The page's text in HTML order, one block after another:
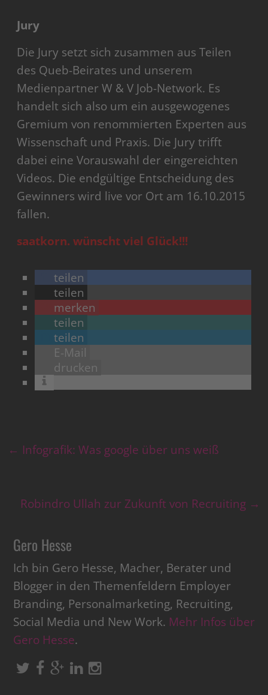
Jury
Die Jury setzt sich zusammen aus Teilen
des Queb-Beirates und unserem
Medienpartner W & V Job-Network. Es
handelt sich also um ein ausgewogenes
Gremium von renommierten Experten aus
Wissenschaft und Praxis. Die Jury trifft
dabei eine Vorauswahl der eingereichten
Videos. Die endgültige Entscheidung des
Gewinners wird live vor Ort am 16.10.2015
fallen.
saatkorn. wünscht viel Glück!!!
teilen
teilen
merken
teilen
teilen
E-Mail
drucken
← Infografik: Was google über uns weiß
Robindro Ullah zur Zukunft von Recruiting →
Gero Hesse
Ich bin Gero Hesse, Macher, Berater und
Blogger in den Themenfeldern Employer
Branding, Personalmarketing, Recruiting,
Social Media und New Work. Mehr Infos über
Gero Hesse.